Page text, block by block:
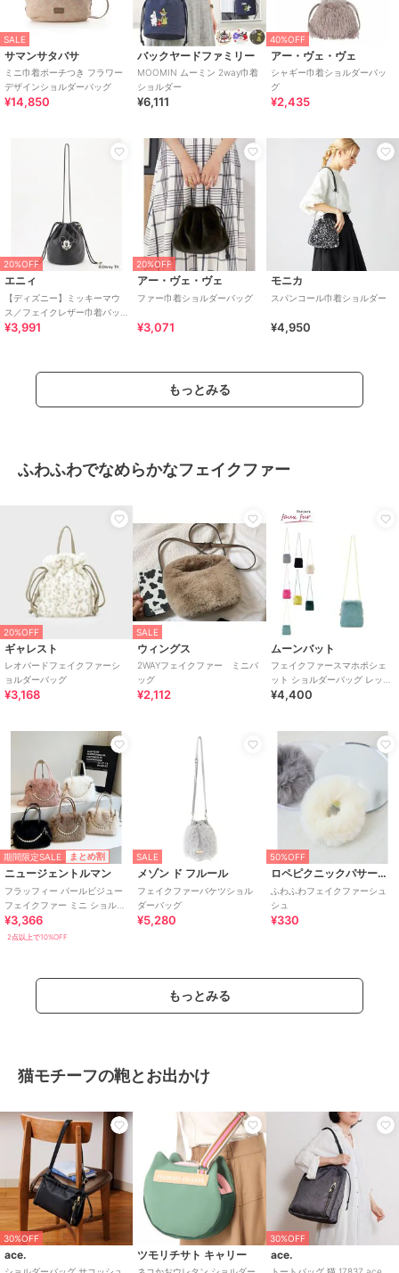
SALE
サマンサタバサ
ミニ巾着ポーチつき フラワー
デザインショルダーバッグ
¥14,850
バックヤードファミリー
MOOMIN ムーミン 2way巾着
ショルダー
¥6,111
40%OFF
アー・ヴェ・ヴェ
シャギー巾着ショルダーバッ
グ
¥2,435
20%OFF
エニィ
【ディズニー】ミッキーマウ
ス／フェイクレザー巾着バッ
グ
¥3,991
20%OFF
アー・ヴェ・ヴェ
ファー巾着ショルダーバッグ
¥3,071
モニカ
スパンコール巾着ショルダー
¥4,950
もっとみる
ふわふわでなめらかなフェイクファー
20%OFF
ギャレスト
レオパードフェイクファーシ
ョルダーバッグ
¥3,168
SALE
ウィングス
2WAYフェイクファー ミニバ
ッグ
¥2,112
ムーンバット
フェイクファースマホポシェ
ット ショルダーバッグ レッキ
ス風×ラム風
¥4,400
期間限定SALE まとめ割
ニュージェントルマン
フラッフィー パールビジュー
フェイクファー ミニ ショルダ
ーバッグ/ハンドバッグ
¥3,366
2点以上で10%OFF
SALE
メゾン ド フルール
フェイクファーバケツショル
ダーバッグ
¥5,280
50%OFF
ロペピクニックパサージュ
ふわふわフェイクファーシュ
シュ
¥330
もっとみる
猫モチーフの鞄とお出かけ
30%OFF
ace. ツモリチサト キャリー
30%OFF
ace.